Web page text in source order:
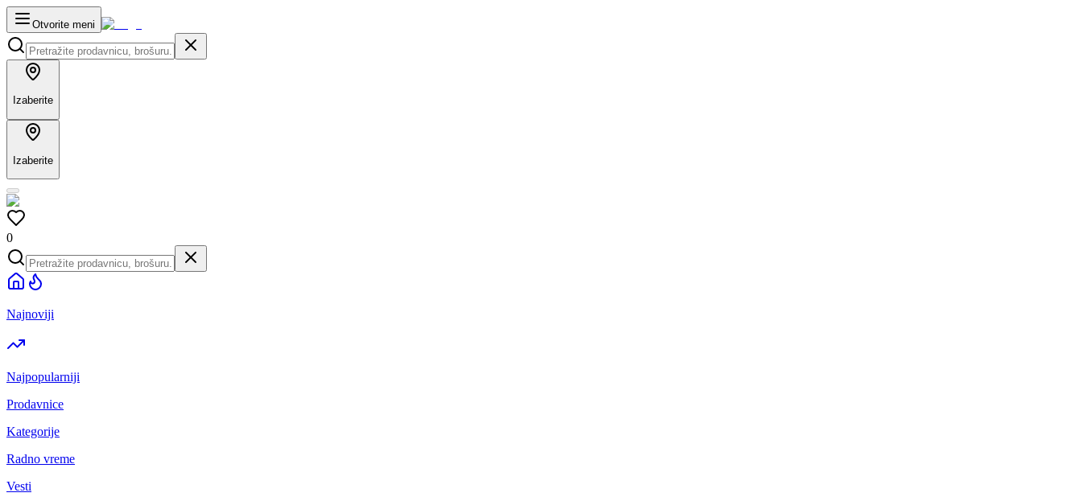
Otvorite meni
Izaberite
Izaberite
0
Najnoviji
Najpopularniji
Prodavnice
Kategorije
Radno vreme
Vesti